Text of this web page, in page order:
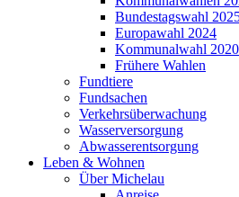
Bundestagswahl
Europawahl 2024
Kommunalwahl 2020
Frühere Wahlen
Fundtiere
Fundsachen
Verkehrsüberwachung
Wasserversorgung
Abwasserentsorgung
Leben & Wohnen
Über Michelau